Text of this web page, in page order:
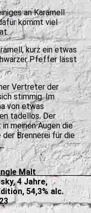
an Karamell.
kommt viel
kurz ein etwas
Pfeffer lässt
Vertreter der
stimmig. Im
von etwas
tadellos. Der
meinen Augen die
Brennerei für die
Malt
4 Jahre,
54,3% alc.